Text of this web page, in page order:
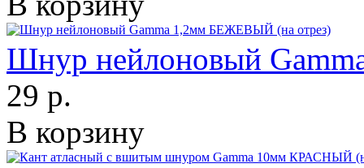
Шнур нейлоновый
29 р.
В корзину